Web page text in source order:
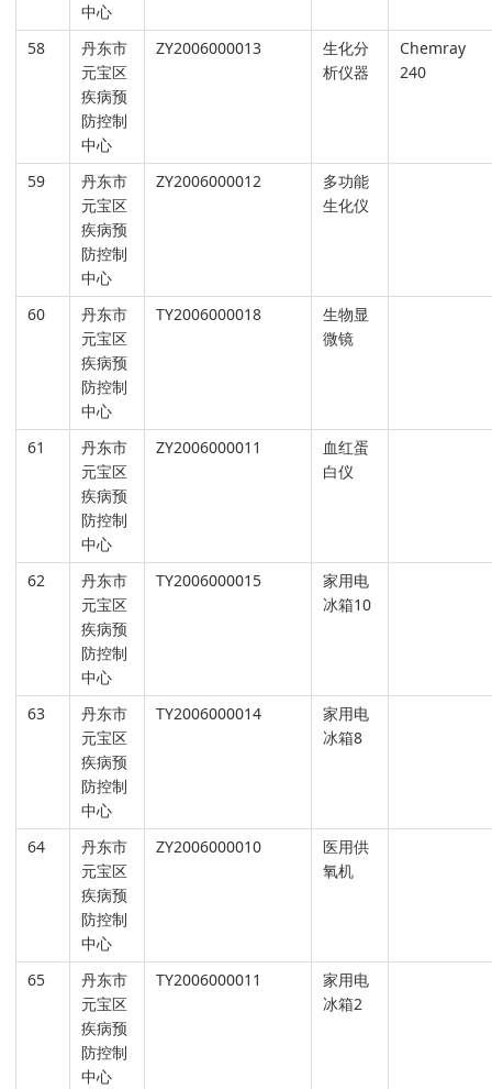
中心
58
丹东市
元宝区
疾病预
防控制
中心
ZY2006000013
生化分
析仪器
Chemray
240
59
丹东市
元宝区
疾病预
防控制
中心
ZY2006000012
多功能
生化仪
60
丹东市
元宝区
疾病预
防控制
中心
TY2006000018
生物显
微镜
61
丹东市
元宝区
疾病预
防控制
中心
ZY2006000011
血红蛋
白仪
62
丹东市
元宝区
疾病预
防控制
中心
TY2006000015
家用电
冰箱10
63
丹东市
元宝区
疾病预
防控制
中心
TY2006000014
家用电
冰箱8
64
丹东市
元宝区
疾病预
防控制
中心
ZY2006000010
医用供
氧机
65
丹东市
元宝区
疾病预
防控制
中心
TY2006000011
家用电
冰箱2